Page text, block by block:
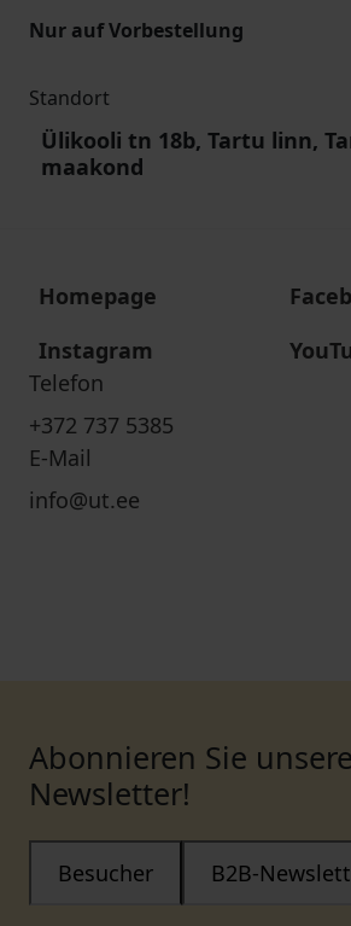
Nur auf Vorbestellung
Standort
Ülikooli tn 18b, Tartu linn,
maakond
Homepage
Instagram
Telefon
+372 737 5385
E-Mail
info@ut.ee
Abonnieren Sie
Newsletter!
Besucher B2B-